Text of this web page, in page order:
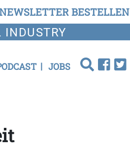
BESTELLEN
INDUSTRY
JOBS